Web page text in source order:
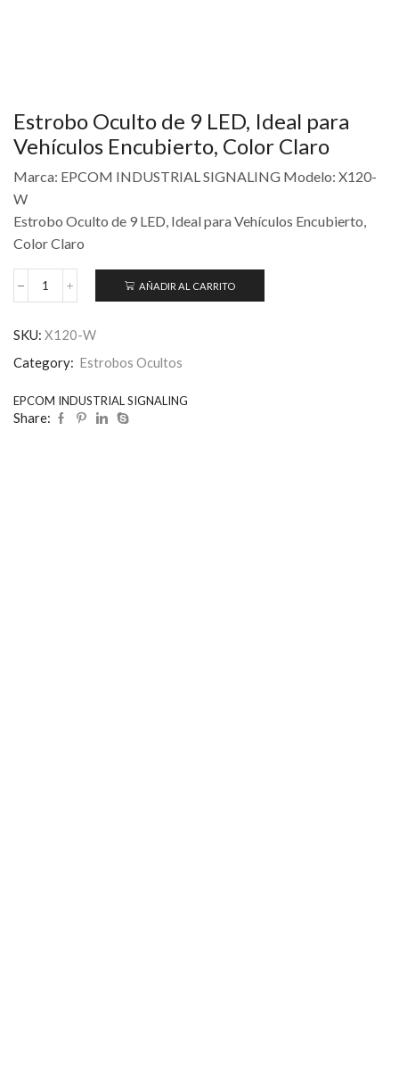
Estrobo Oculto de 9 LED, Ideal para
Vehículos Encubierto, Color Claro
Marca: EPCOM INDUSTRIAL SIGNALING Modelo: X120-
W
Estrobo Oculto de 9 LED, Ideal para Vehículos Encubierto,
Color Claro
AÑADIR AL CARRITO
SKU: X120-W
Category: Estrobos Ocultos
EPCOM INDUSTRIAL SIGNALING
Share: